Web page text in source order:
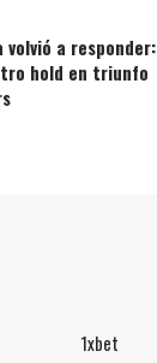
volvió a responder:
hold en triunfo
1xbet